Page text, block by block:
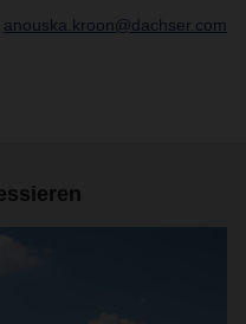
anouska.kroon@dachser.com